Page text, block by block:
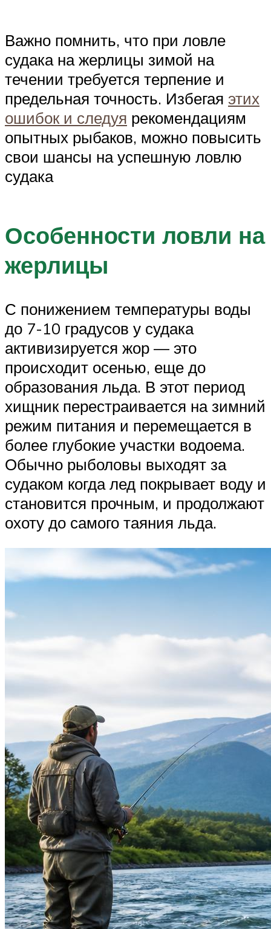
Важно помнить, что при ловле
судака на жерлицы зимой на
течении требуется терпение и
предельная точность. Избегая этих
ошибок и следуя рекомендациям
опытных рыбаков, можно повысить
свои шансы на успешную ловлю
судака
Особенности ловли на
жерлицы
С понижением температуры воды
до 7-10 градусов у судака
активизируется жор — это
происходит осенью, еще до
образования льда. В этот период
хищник перестраивается на зимний
режим питания и перемещается в
более глубокие участки водоема.
Обычно рыболовы выходят за
судаком когда лед покрывает воду и
становится прочным, и продолжают
охоту до самого таяния льда.